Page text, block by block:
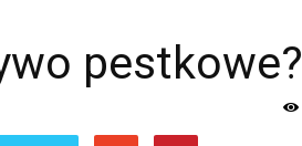
pestkowe?